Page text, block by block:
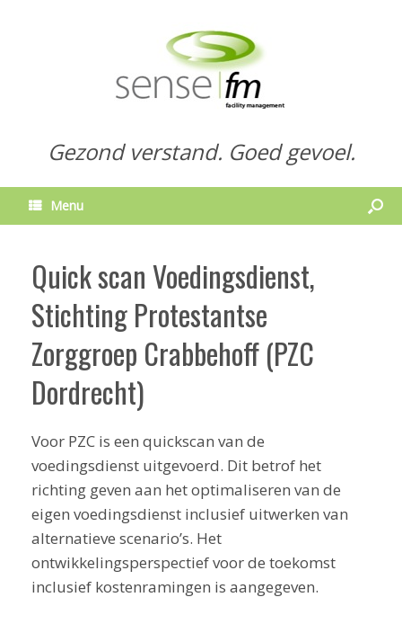
Gezond verstand. Goed gevoel.
Menu
Quick scan Voedingsdienst,
Stichting Protestantse
Zorggroep Crabbehoff (PZC
Dordrecht)
Voor PZC is een quickscan van de
voedingsdienst uitgevoerd. Dit betrof het
richting geven aan het optimaliseren van de
eigen voedingsdienst inclusief uitwerken van
alternatieve scenario’s. Het
ontwikkelingsperspectief voor de toekomst
inclusief kostenramingen is aangegeven.